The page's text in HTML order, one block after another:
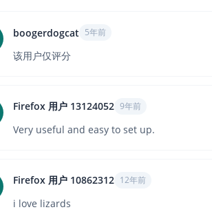
boogerdogcat 5年前
该用户仅评分
Firefox 用户 13124052 9年前
Very useful and easy to set up.
Firefox 用户 10862312 12年前
i love lizards